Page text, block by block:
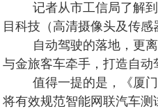
记者从市工信局了解
目科技（高清摄像头及传
自动驾驶的落地，更
与金旅客车牵手，打造自动
值得一提的是，《厦
将有效规范智能网联汽车测